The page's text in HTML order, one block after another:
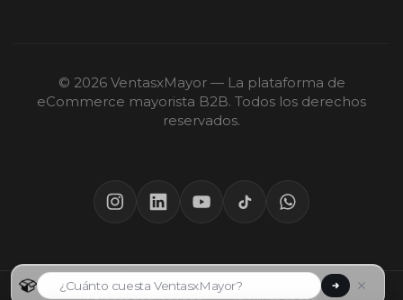
© 2026 VentasxMayor — La plataforma de
eCommerce mayorista B2B. Todos los derechos
reservados.
Políticas de privacidad · Términos de uso